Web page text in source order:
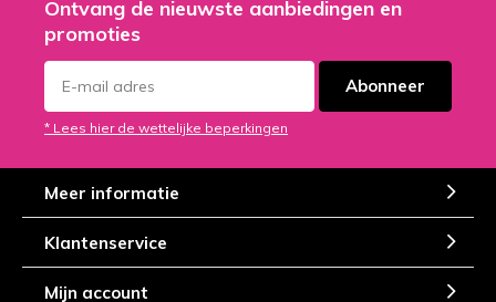
Ontvang de nieuwste aanbiedingen en
promoties
Abonneer
* Lees hier de wettelijke beperkingen
Meer informatie
Klantenservice
Mijn account